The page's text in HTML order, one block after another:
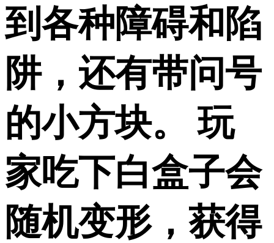
到各种障碍和陷
阱，还有带问号
的小方块。 玩
家吃下白盒子会
随机变形，获得